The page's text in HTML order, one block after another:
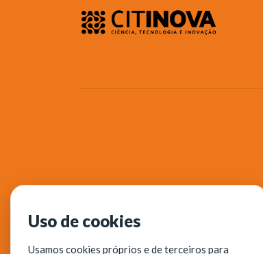
Uso de cookies
Usamos cookies próprios e de terceiros para